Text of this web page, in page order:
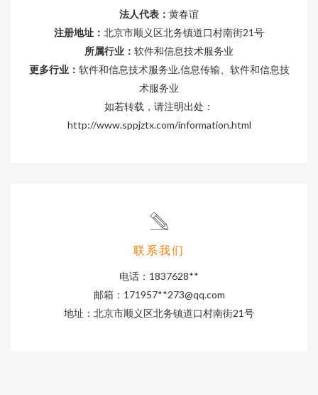
法人代表： 黄春谊
注册地址： 北京市顺义区北务镇道口村南街21号
所属行业： 软件和信息技术服务业
更多行业： 软件和信息技术服务业,信息传输、软件和信息技
术服务业
如若转载，请注明出处：
http://www.sppjztx.com/information.html
联系我们
电话：1837628**
邮箱：171957**273@qq.com
地址：北京市顺义区北务镇道口村南街21号